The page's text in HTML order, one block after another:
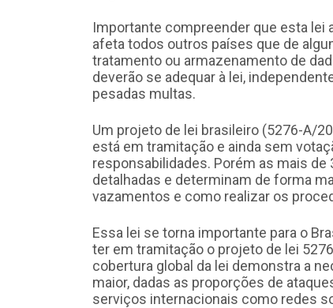
Importante compreender que esta lei
afeta todos outros países que de
tratamento ou armazenamento de
deverão se adequar à lei,
pesadas multas.
Um projeto de lei brasileiro (5276-A/
está em tramitação e ainda sem
responsabilidades. Porém as mais
detalhadas e determinam de forma
vazamentos e como realizar os
Essa lei se torna importante para o
ter em tramitação o projeto de lei
cobertura global da lei demonstra a
maior, dadas as proporções de
serviços internacionais como redes